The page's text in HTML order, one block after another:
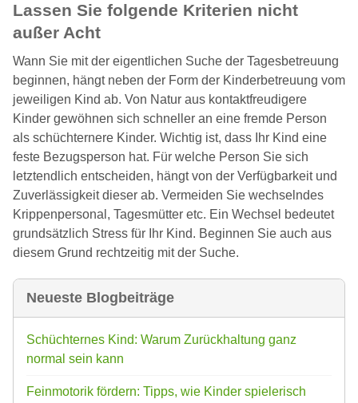
Lassen Sie folgende Kriterien nicht
außer Acht
Wann Sie mit der eigentlichen Suche der Tagesbetreuung
beginnen, hängt neben der Form der Kinderbetreuung vom
jeweiligen Kind ab. Von Natur aus kontaktfreudigere
Kinder gewöhnen sich schneller an eine fremde Person
als schüchternere Kinder. Wichtig ist, dass Ihr Kind eine
feste Bezugsperson hat. Für welche Person Sie sich
letztendlich entscheiden, hängt von der Verfügbarkeit und
Zuverlässigkeit dieser ab. Vermeiden Sie wechselndes
Krippenpersonal, Tagesmütter etc. Ein Wechsel bedeutet
grundsätzlich Stress für Ihr Kind. Beginnen Sie auch aus
diesem Grund rechtzeitig mit der Suche.
Neueste Blogbeiträge
Schüchternes Kind: Warum Zurückhaltung ganz
normal sein kann
Feinmotorik fördern: Tipps, wie Kinder spielerisch